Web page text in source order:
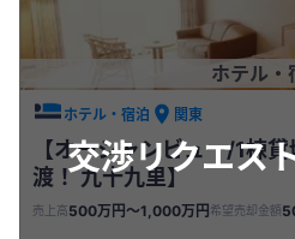
交渉リクエス
ホテル・
ホテル・宿泊 関東
【オーシャンビュー/1棟
渡！ 九十九里】
売上高500万円〜1,000万円 希望売却金額